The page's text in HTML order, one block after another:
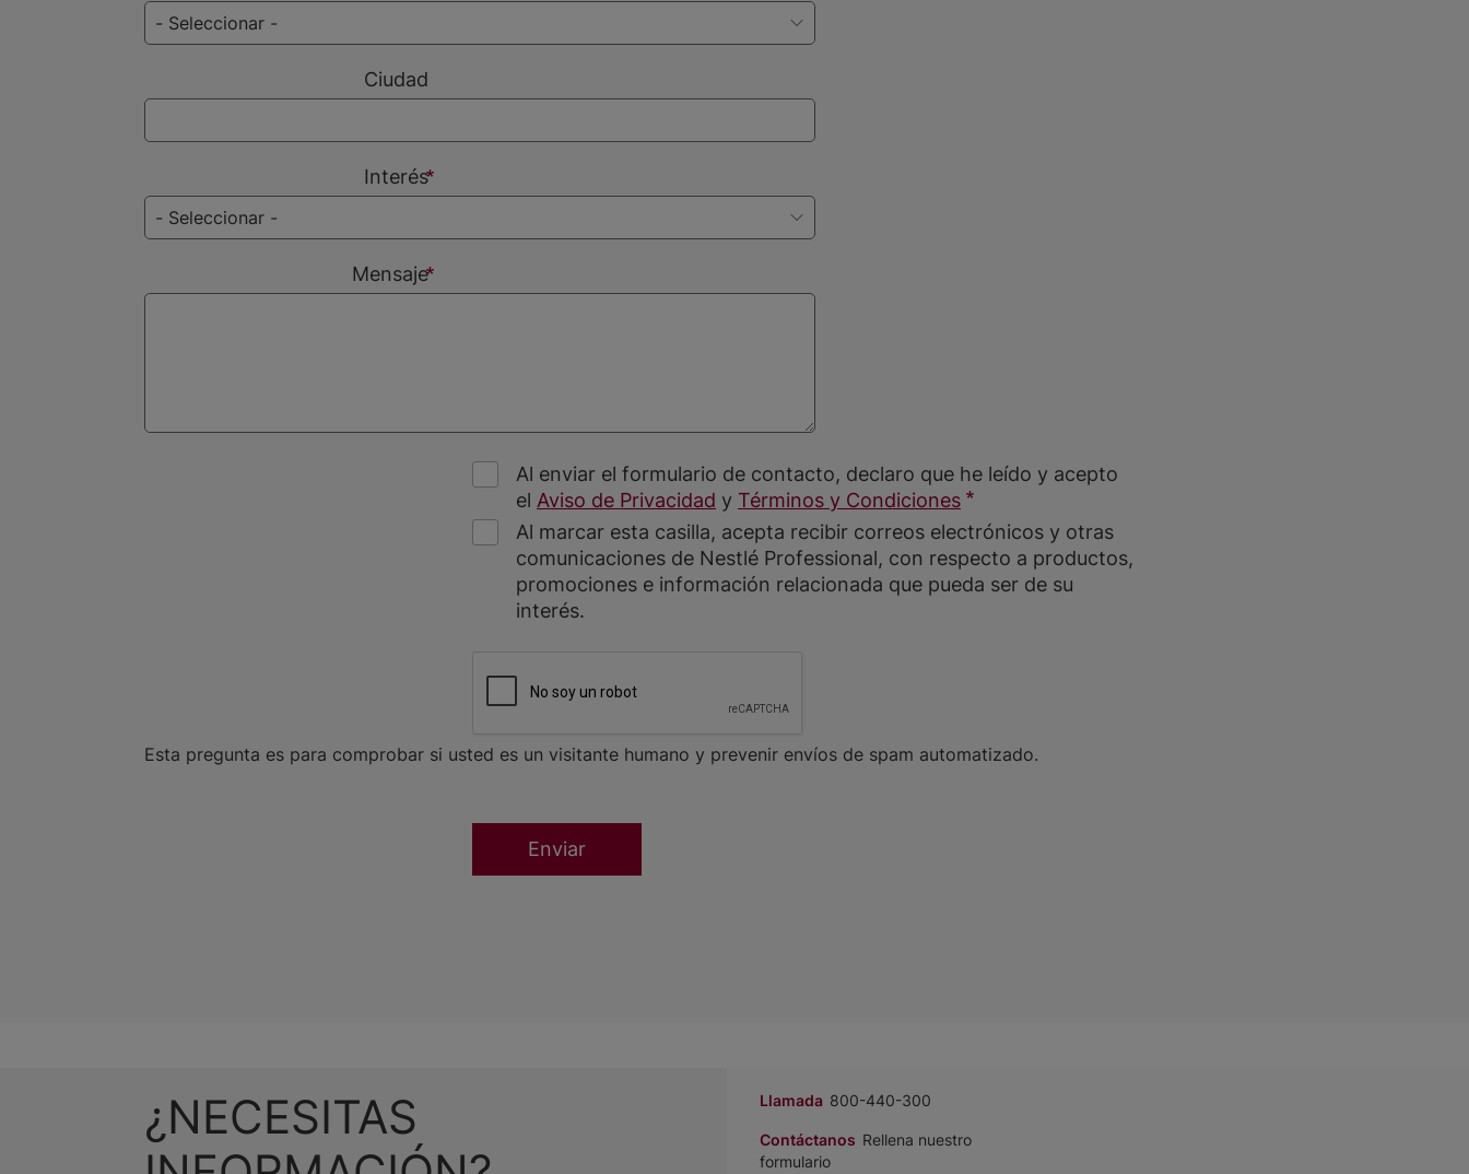
Ciudad
Interés
Mensaje
Al enviar el formulario de contacto, declaro que he leído y acepto
el Aviso de Privacidad y Términos y Condiciones
Al marcar esta casilla, acepta recibir correos electrónicos y otras
comunicaciones de Nestlé Professional, con respecto a productos,
promociones e información relacionada que pueda ser de su
interés.
Esta pregunta es para comprobar si usted es un visitante humano y prevenir envíos de spam automatizado.
¿NECESITAS
Llamada 800-440-300
Contáctanos Rellena nuestro
formulario